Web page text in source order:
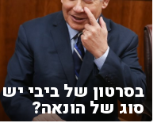
בסרטון של ביבי יש
סוג של הונאה?